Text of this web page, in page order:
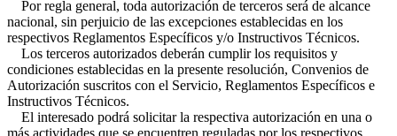
Por regla general, toda autorización de terceros será de alcance
nacional, sin perjuicio de las excepciones establecidas en los
respectivos Reglamentos Específicos y/o Instructivos Técnicos.
Los terceros autorizados deberán cumplir los requisitos y
condiciones establecidas en la presente resolución, Convenios de
Autorización suscritos con el Servicio, Reglamentos Específicos e
Instructivos Técnicos.
El interesado podrá solicitar la respectiva autorización en una o
más actividades que se encuentren reguladas por los respectivos